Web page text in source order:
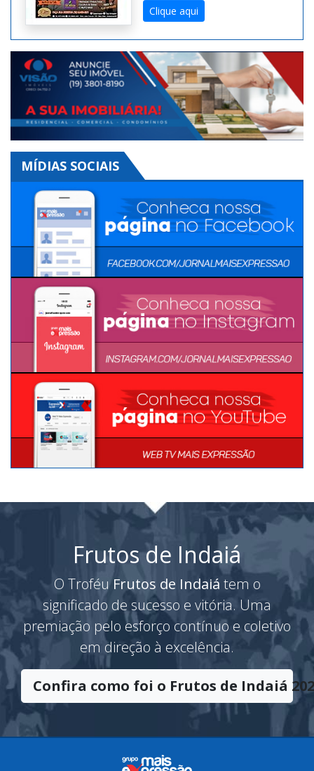
Clique aqui
Frutos de Indaiá
O Troféu Frutos de Indaiá tem o
significado de sucesso e vitória. Uma
premiação pelo esforço contínuo e coletivo
em direção à excelência.
Confira como foi o Frutos de Indaiá